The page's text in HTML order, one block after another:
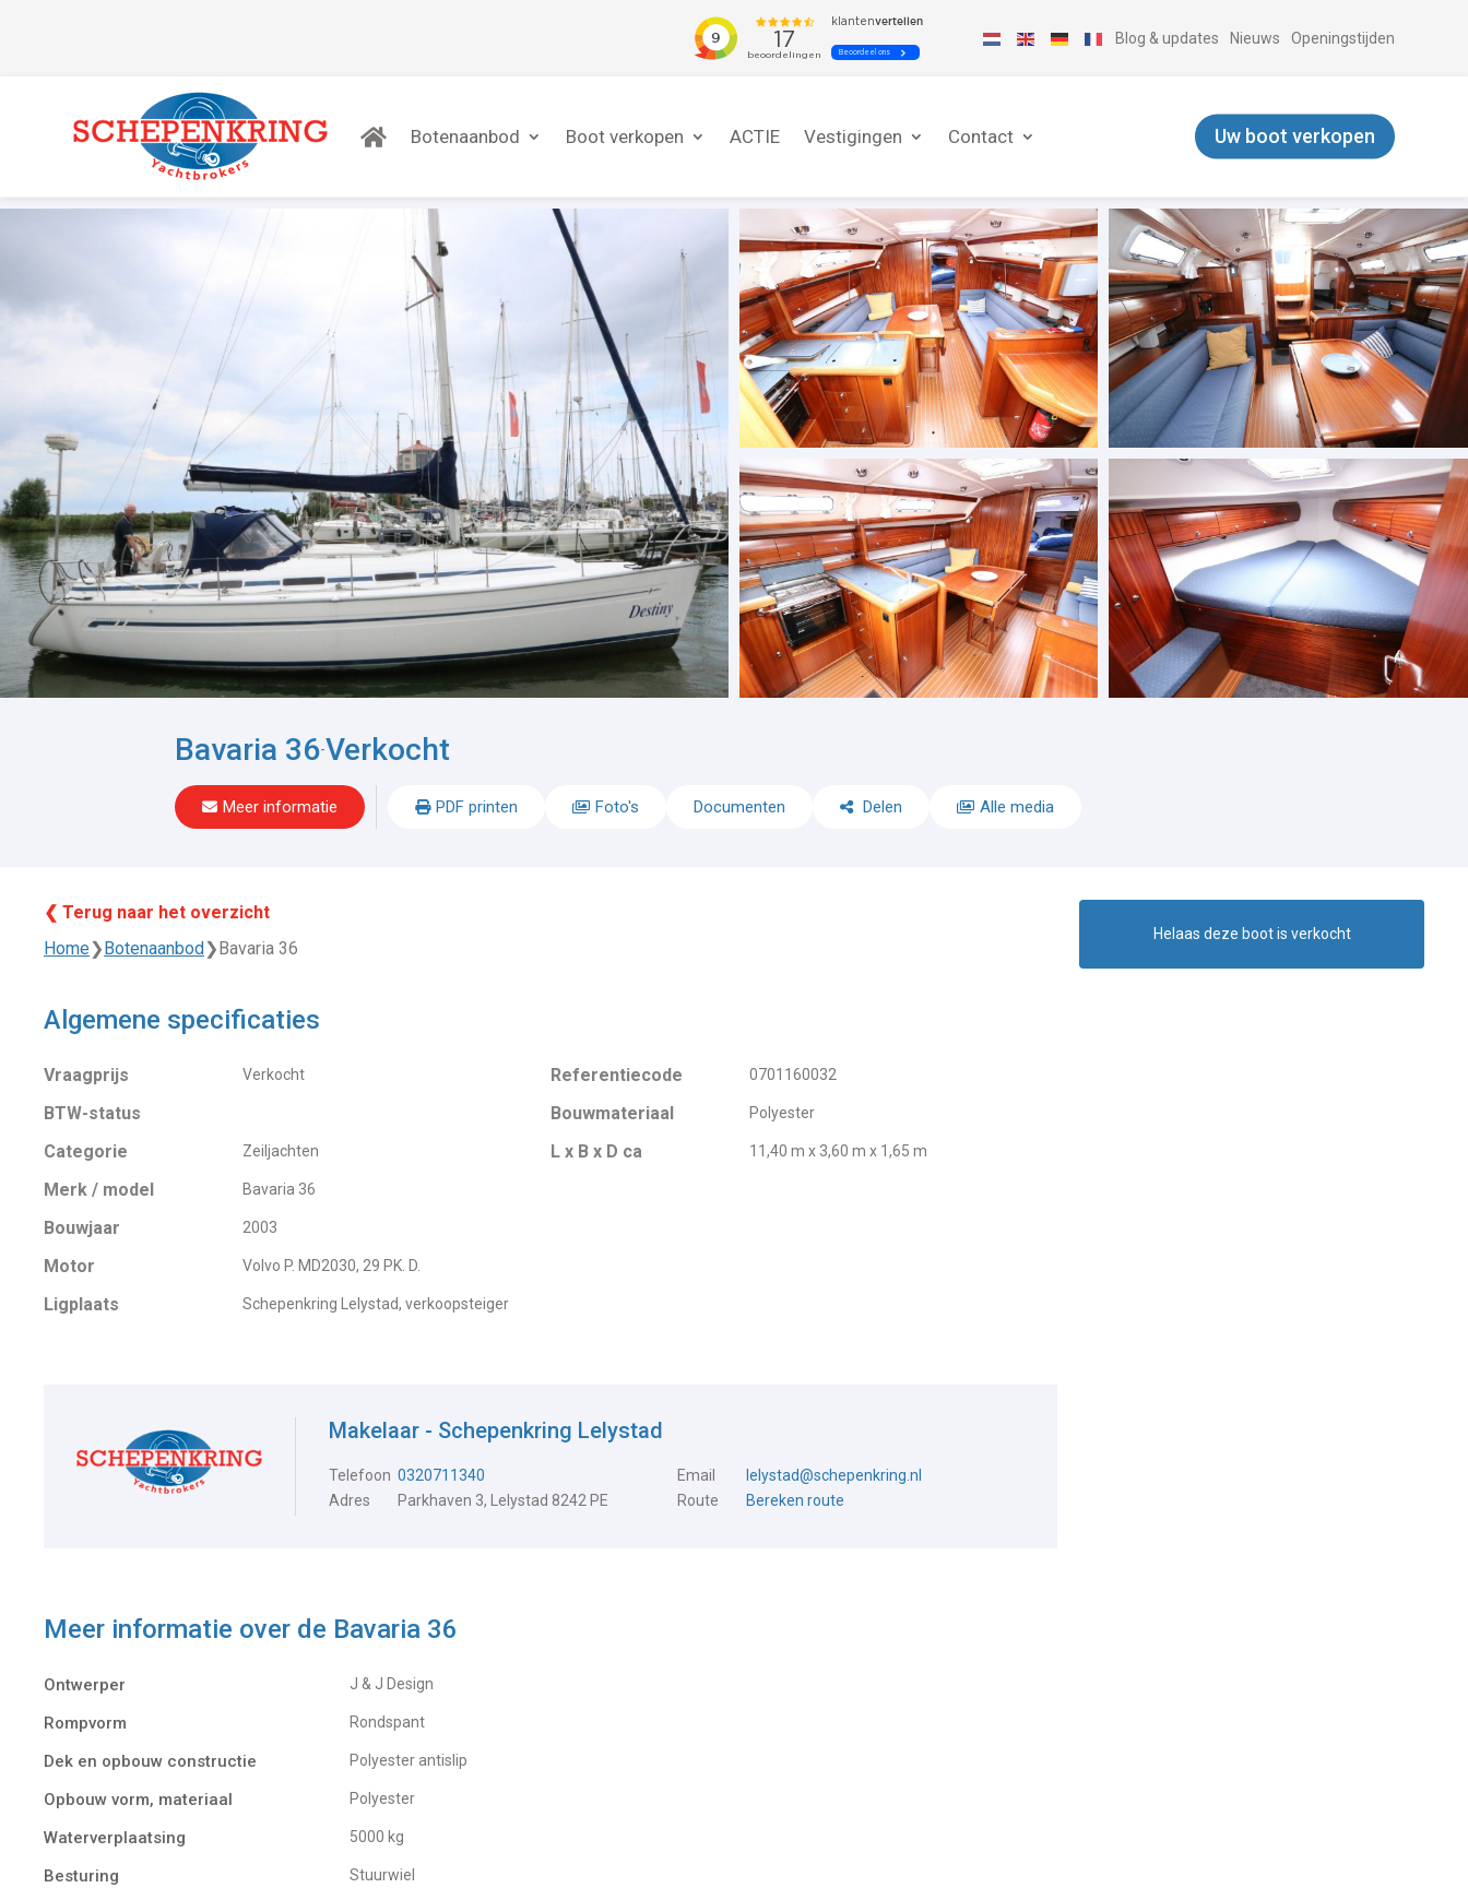
Blog & updates Nieuws Openingstijden
Botenaanbod Boot verkopen ACTIE Vestigingen Contact Uw boot verkopen
Bavaria 36-Verkocht
Meer informatie PDF printen Foto's Documenten Delen Alle media
❮ Terug naar het overzicht
Home❯Botenaanbod❯Bavaria 36
Algemene specificaties
Vraagprijs Verkocht
BTW-status
Categorie
Zeiljachten
Merk / model Bavaria 36
Bouwjaar 2003
Motor Volvo P. MD2030, 29 PK. D.
Ligplaats Schepenkring Lelystad, verkoopsteiger
Referentiecode 0701160032
Bouwmateriaal Polyester
L x B x D ca 11,40 m x 3,60 m x 1,65 m
Makelaar - Schepenkring Lelystad
Telefoon 0320711340 Email
lelystad@schepenkring.nl
Adres
Parkhaven 3, Lelystad 8242 PE Route Bereken route
Meer informatie over de Bavaria 36
Ontwerper J & J Design
Rompvorm Rondspant
Dek en opbouw constructie Polyester antislip
Opbouw vorm, materiaal Polyester
Waterverplaatsing 5000 kg
Besturing Stuurwiel
Helaas deze boot is verkocht